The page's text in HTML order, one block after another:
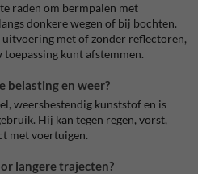
raden om bermpalen met
donkere wegen of bij bochten.
met of zonder reflectoren,
kunt afstemmen.
belasting en weer?
weersbestendig kunststof en is
Hij kan tegen regen, vorst,
met voertuigen.
langere trajecten?